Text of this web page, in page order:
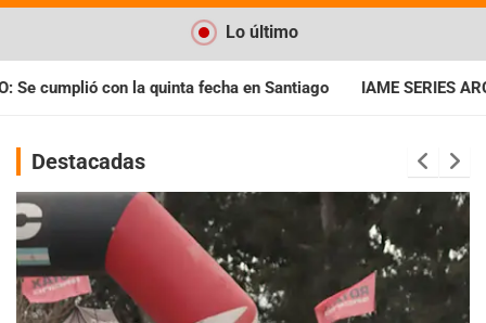
Lo último
en Santiago IAME SERIES ARGENTINA: Horarios para la
Destacadas